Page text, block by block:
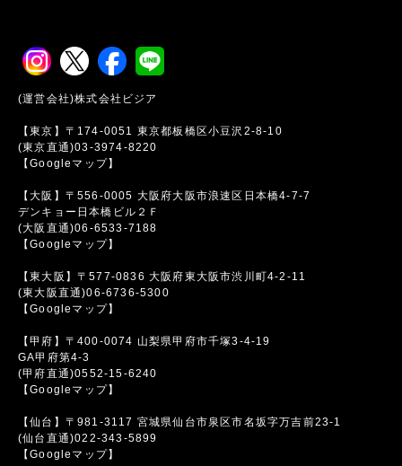
(運営会社)株式会社ビジア
【東京】〒174-0051 東京都板橋区小豆沢2-8-10
(東京直通)03-3974-8220
【Googleマップ】
【大阪】〒556-0005 大阪府大阪市浪速区日本橋4-7-7
デンキョー日本橋ビル２Ｆ
(大阪直通)06-6533-7188
【Googleマップ】
【東大阪】〒577-0836 大阪府東大阪市渋川町4-2-11
(東大阪直通)06-6736-5300
【Googleマップ】
【甲府】〒400-0074 山梨県甲府市千塚3-4-19
GA甲府第4-3
(甲府直通)0552-15-6240
【Googleマップ】
【仙台】〒981-3117 宮城県仙台市泉区市名坂字万吉前23-1
(仙台直通)022-343-5899
【Googleマップ】